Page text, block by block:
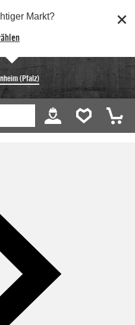
Markt?
(Pfalz)